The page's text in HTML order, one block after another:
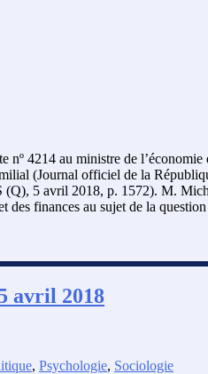
nº 4214 au ministre de l’économie
(Journal officiel de la
(Q), 5 avril 2018, p. 1572). M.
des finances au sujet de la
avril 2018
, Psychologie, Sociologie